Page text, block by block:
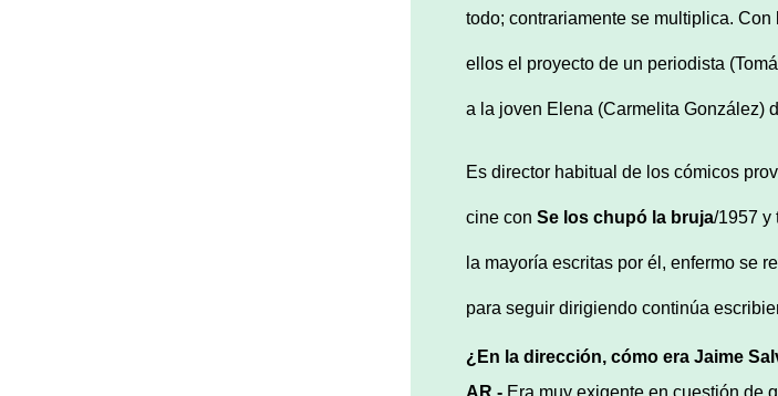
todo; contrariamente se multiplica.
ellos el proyecto de un periodista
a la joven Elena (Carmelita González)
Es director habitual de los cómicos
cine con Se los chupó la bruja/1957 y
la mayoría escritas por él, enfermo se
para seguir dirigiendo continúa
¿En la dirección, cómo era Jaime
AR.- Era muy exigente en cuestión de